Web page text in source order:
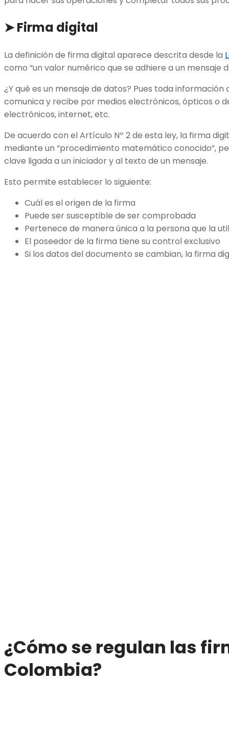
➤Firma digital
La definición de firma digital aparece descrita desde la
como “un valor numérico que se adhiere a un mensaje
¿Y qué es un mensaje de datos? Pues toda
comunica y recibe por medios electrónicos, ópticos o
electrónicos, internet, etc.
De acuerdo con el Artículo Nº 2 de esta ley, la firma
mediante un “procedimiento matemático conocido”,
clave ligada a un iniciador y al texto de un mensaje.
Esto permite establecer lo siguiente:
Cuál es el origen de la firma
Puede ser susceptible de ser comprobada
Pertenece de manera única a la persona que la
El poseedor de la firma tiene su control exclusivo
Si los datos del documento se cambian, la firma
¿Cómo se regulan las
Colombia?